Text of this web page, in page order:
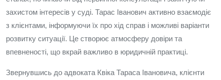
захистом інтересів у суді. Тарас Іванович активно взаємодіє
з клієнтами, інформуючи їх про хід справ і можливі варіанти
розвитку ситуації. Це створює атмосферу довіри та
впевненості, що вкрай важливо в юридичній практиці.
Звернувшись до адвоката Квіка Тараса Івановича, клієнти